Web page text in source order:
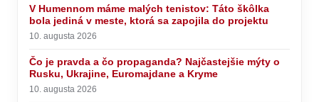
V Humennom máme malých tenistov: Táto škôlka
bola jediná v meste, ktorá sa zapojila do projektu
10. augusta 2026
Čo je pravda a čo propaganda? Najčastejšie mýty o
Rusku, Ukrajine, Euromajdane a Kryme
10. augusta 2026